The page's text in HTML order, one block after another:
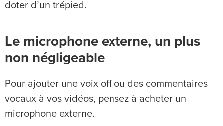
doter d’un trépied.
Le microphone externe, un plus
non négligeable
Pour ajouter une voix off ou des commentaires
vocaux à vos vidéos, pensez à acheter un
microphone externe.